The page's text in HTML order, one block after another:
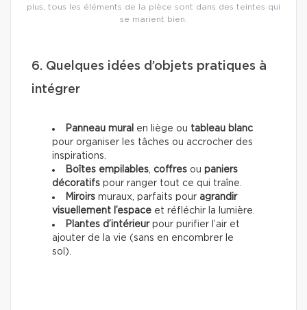
plus, tous les éléments de la pièce sont dans des teintes qui
se marient bien.
6. Quelques idées d’objets pratiques à
intégrer
Panneau mural en liège ou tableau blanc
pour organiser les tâches ou accrocher des
inspirations.
Boîtes empilables, coffres ou paniers
décoratifs pour ranger tout ce qui traîne.
Miroirs muraux, parfaits pour agrandir
visuellement l’espace et réfléchir la lumière.
Plantes d’intérieurpour purifier l’air et
ajouter de la vie (sans en encombrer le
sol).